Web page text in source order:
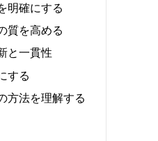
明確にする
質を高める
と一貫性
する
方法を理解する